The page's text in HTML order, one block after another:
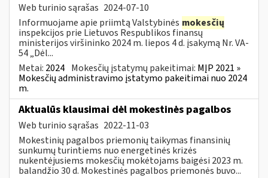
Web turinio sąrašas 2024-07-10
Informuojame apie priimtą Valstybinės mokesčių
inspekcijos prie Lietuvos Respublikos finansų
ministerijos viršininko 2024 m. liepos 4 d. įsakymą Nr. VA-
54 „Dėl...
Metai: 2024 Mokesčių įstatymų pakeitimai: MĮP 2021 »
Mokesčių administravimo įstatymo pakeitimai nuo 2024
m.
Aktualūs klausimai dėl mokestinės pagalbos
Web turinio sąrašas 2022-11-03
Mokestinių pagalbos priemonių taikymas finansinių
sunkumų turintiems nuo energetinės krizės
nukentėjusiems mokesčių mokėtojams baigėsi 2023 m.
balandžio 30 d. Mokestinės pagalbos priemonės buvo...